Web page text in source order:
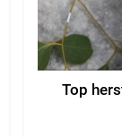
Top